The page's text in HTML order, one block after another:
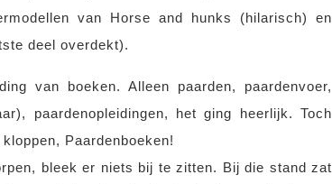
van Horse and hunks (hilarisch) en
deel overdekt).
van boeken. Alleen paarden, paardenvoer,
paardenopleidingen, het ging heerlijk. Toch
Paardenboeken!
bleek er niets bij te zitten. Bij die stand zat